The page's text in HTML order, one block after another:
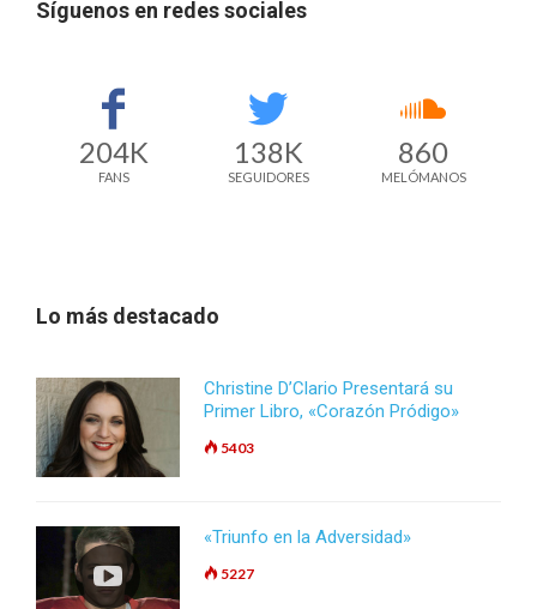
Síguenos en redes sociales
204K
FANS
138K
SEGUIDORES
860
MELÓMANOS
Lo más destacado
Christine D’Clario Presentará su
Primer Libro, «Corazón Pródigo»
5403
«Triunfo en la Adversidad»
5227